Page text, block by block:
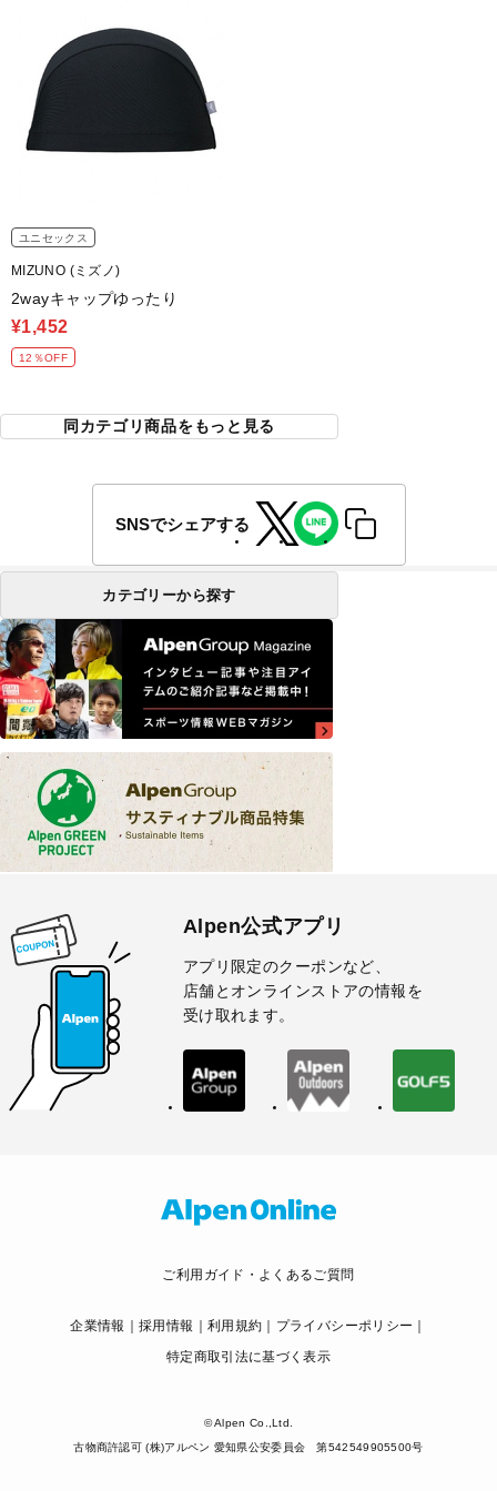
ユニセックス
MIZUNO (ミズノ)
2wayキャップゆったり
¥1,452
12％OFF
同カテゴリ商品をもっと見る
SNSでシェアする
カテゴリーから探す
Alpen公式アプリ
アプリ限定のクーポンなど、
店舗とオンラインストアの情報を
受け取れます。
ご利用ガイド・よくあるご質問
企業情報 採用情報 利用規約
プライバシーポリシー
特定商取引法に基づく表示
© Alpen Co.,Ltd.
古物商許認可 (株)アルペン 愛知県公安委員会 第542549905500号